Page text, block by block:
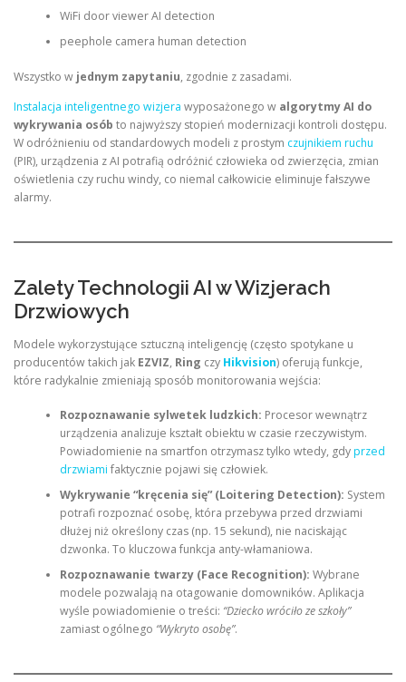
WiFi door viewer AI detection
peephole camera human detection
Wszystko w jednym zapytaniu, zgodnie z zasadami.
Instalacja inteligentnego wizjera wyposażonego w algorytmy AI do
wykrywania osób to najwyższy stopień modernizacji kontroli dostępu.
W odróżnieniu od standardowych modeli z prostym czujnikiem ruchu
(PIR), urządzenia z AI potrafią odróżnić człowieka od zwierzęcia, zmian
oświetlenia czy ruchu windy, co niemal całkowicie eliminuje fałszywe
alarmy.
Zalety Technologii AI w Wizjerach
Drzwiowych
Modele wykorzystujące sztuczną inteligencję (często spotykane u
producentów takich jak EZVIZ, Ring czy Hikvision) oferują funkcje,
które radykalnie zmieniają sposób monitorowania wejścia:
Rozpoznawanie sylwetek ludzkich: Procesor wewnątrz
urządzenia analizuje kształt obiektu w czasie rzeczywistym.
Powiadomienie na smartfon otrzymasz tylko wtedy, gdyprzed
drzwiami faktycznie pojawi się człowiek.
Wykrywanie “kręcenia się” (Loitering Detection): System
potrafi rozpoznać osobę, która przebywa przed drzwiami
dłużej niż określony czas (np. 15 sekund), nie naciskając
dzwonka. To kluczowa funkcja anty-włamaniowa.
Rozpoznawanie twarzy (Face Recognition): Wybrane
modele pozwalają na otagowanie domowników. Aplikacja
wyśle powiadomienie o treści: “Dziecko wróciło ze szkoły”
zamiast ogólnego “Wykryto osobę”.